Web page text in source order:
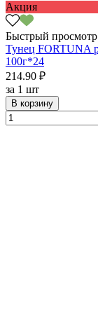
Акция
Быстрый просмотр
Тунец FORTUNA
100г*24
214.90 ₽
за 1 шт
В корзину